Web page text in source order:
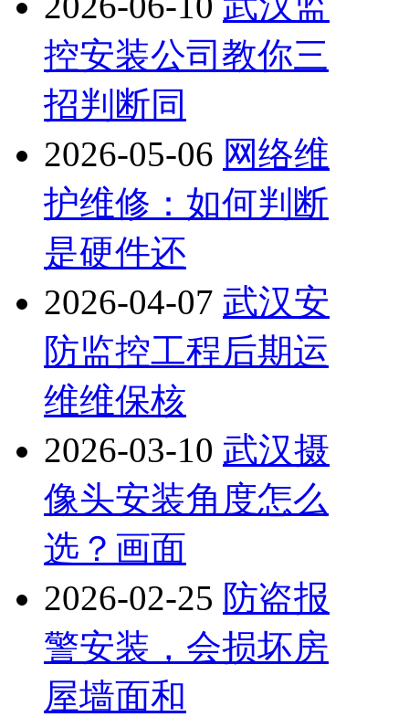
控安装公司教你三
招判断同
2026-05-06 网络维
护维修：如何判断
是硬件还
2026-04-07 武汉安
防监控工程后期运
维维保核
2026-03-10 武汉摄
像头安装角度怎么
选？画面
2026-02-25 防盗报
警安装，会损坏房
屋墙面和